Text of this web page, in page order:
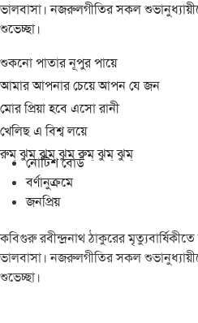
ভালবাসা। নজরুলগীতির সকল
শুভেচ্ছা।
শুকনো পাতার নূপুর পায়ে
আমার আপনার চেয়ে আপন যে জন
মোর প্রিয়া হবে এসো রানী
খেলিছ এ বিশ্ব লয়ে
রুম্ ঝুম্ ঝুম্ ঝুম্ রুম্ ঝুম্ ঝুম্
নোটিশ বোর্ড
বর্ণানুক্রমে
জনপ্রিয়
কবিগুরু রবীন্দ্রনাথ ঠাকুরের মৃত্যুবার্ষিকীতে
ভালবাসা। নজরুলগীতির সকল
শুভেচ্ছা।